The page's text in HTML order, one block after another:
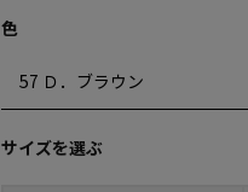
色
サイズを選ぶ